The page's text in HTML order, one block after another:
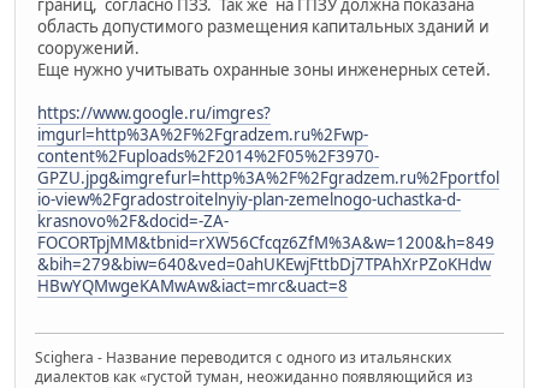
границ, согласно ПЗЗ. Так же на ГПЗУ должна показана
область допустимого размещения капитальных зданий и
сооружений.
Еще нужно учитывать охранные зоны инженерных сетей.
https://www.google.ru/imgres?
imgurl=http%3A%2F%2Fgradzem.ru%2Fwp-
content%2Fuploads%2F2014%2F05%2F3970-
GPZU.jpg&imgrefurl=http%3A%2F%2Fgradzem.ru%2Fportfol
io-view%2Fgradostroitelnyiy-plan-zemelnogo-uchastka-d-
krasnovo%2F&docid=-ZA-
FOCORTpjMM&tbnid=rXW56Cfcqz6ZfM%3A&w=1200&h=849
&bih=279&biw=640&ved=0ahUKEwjFttbDj7TPAhXrPZoKHdw
HBwYQMwgeKAMwAw&iact=mrc&uact=8
Scighera - Название переводится с одного из итальянских
диалектов как «густой туман, неожиданно появляющийся из